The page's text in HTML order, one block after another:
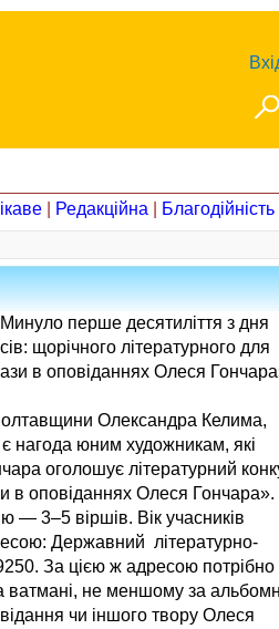
Редакційна
Благодійність
перше десятиліття з дня
щорічного літературного для
в оповіданнях Олеся
Олександра Келима,
нагода юним художникам, які
оголошує літературний
в оповіданнях Олеся Гончара».
— 3–5 віршів. Вік учасників
Державний літературно-
За цією ж адресою потрібно
ватмані, не меншому за
чи іншого твору Олеся